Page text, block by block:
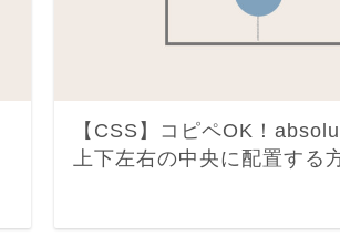
【CSS】コピペOK！
上下左右の中央に配置する